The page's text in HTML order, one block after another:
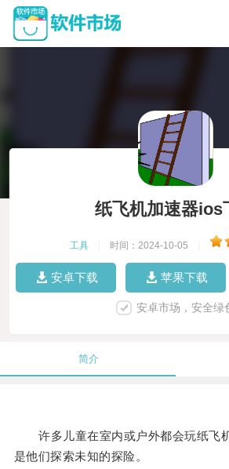
纸飞机加速器ios
工具 时间：2024-10-05
安卓下载 苹果下载
安卓市场，安全绿
简介
许多儿童在室内或户外都会玩纸飞
是他们探索未知的探险。